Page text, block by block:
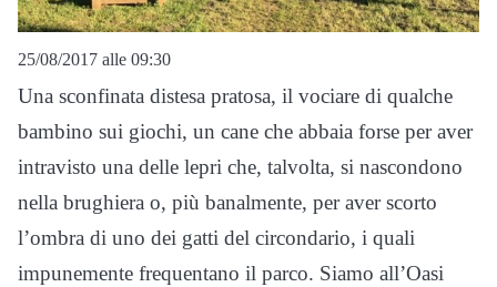
25/08/2017 alle 09:30
Una sconfinata distesa pratosa, il vociare di qualche
bambino sui giochi, un cane che abbaia forse per aver
intravisto una delle lepri che, talvolta, si nascondono
nella brughiera o, più banalmente, per aver scorto
l’ombra di uno dei gatti del circondario, i quali
impunemente frequentano il parco. Siamo all’Oasi